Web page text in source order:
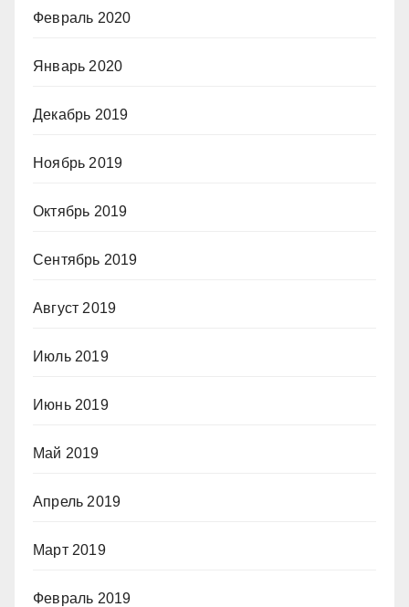
Февраль 2020
Январь 2020
Декабрь 2019
Ноябрь 2019
Октябрь 2019
Сентябрь 2019
Август 2019
Июль 2019
Июнь 2019
Май 2019
Апрель 2019
Март 2019
Февраль 2019